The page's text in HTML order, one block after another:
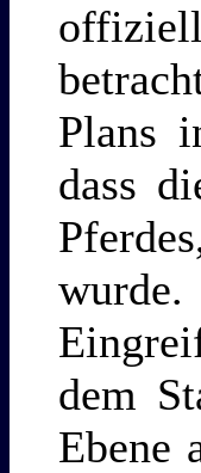
Plans
dass
dem
Ebene